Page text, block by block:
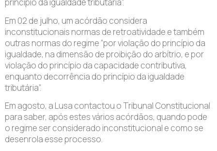
princípio da igualdade tributária”.
Em 02 de julho, um acórdão considera
inconstitucionais normas de retroatividade e também
outras normas do regime “por violação do princípio da
igualdade, na dimensão de proibição do arbítrio, e por
violação do princípio da capacidade contributiva,
enquanto decorrência do princípio da igualdade
tributária”.
Em agosto, a Lusa contactou o Tribunal Constitucional
para saber, após estes vários acórdãos, quando pode
o regime ser considerado inconstitucional e como se
desenrola esse processo.